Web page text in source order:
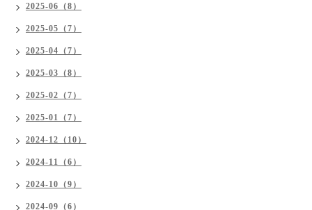
2025-06（8）
2025-05（7）
2025-04（7）
2025-03（8）
2025-02（7）
2025-01（7）
2024-12（10）
2024-11（6）
2024-10（9）
2024-09（6）